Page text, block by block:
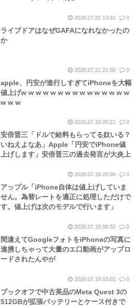
2026.07.22 13:31 0
ライブドアはなぜGAFAになれなかったの
か
2026.07.21 21:00 0
apple、円安が進行しすぎてiPhoneを大幅
値上げw w w w w w w w w w w w w w w
w w w
2026.07.19 09:21 0
安倍晋三「ドルで給料もらってる奴いる？
いねえよなあ」Apple「円安でiPhone値
上げします」安倍晋三の過去発言が大炎上
2026.07.18 20:00 0
アップル「iPhone自体は値上げしていま
せん。為替レートを適正に処理しただけで
す。値上げは次のモデルで行います」
2026.07.18 08:32 0
間違えてGoogleフォトをiPhoneの写真に
連携しちゃって大量のエ口動画がアップロ
ードされたんやが
2026.07.18 03:02 0
ブックオフで中古美品のMeta Quest 3の
512GBが拡張バッテリーとケース付きで